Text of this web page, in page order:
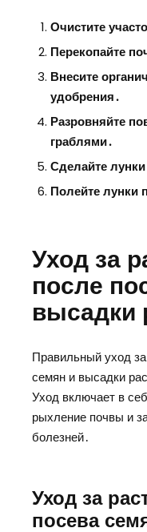
Очистите
Перекопайте
Внесите
удобрения․
Разровняйте
граблями․
Сделайте
Полейте лунки
Уход за
после
высадки
Правильный уход
семян и высадки
Уход включает в
рыхление почвы и
болезней․
Уход за
посева